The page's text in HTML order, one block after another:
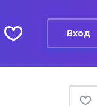
Вход